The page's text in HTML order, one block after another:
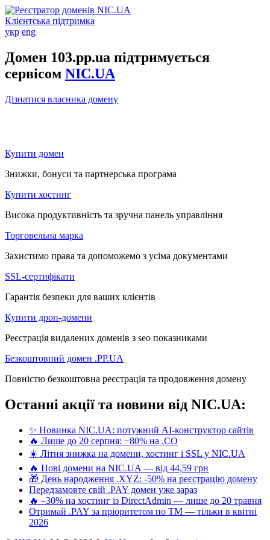
Клієнтська підтримка
укр eng
Домен 103.pp.ua підтримується
сервісом NIC.UA
Дізнатися власника домену
Купити домен
Знижки, бонуси та партнерська програма
Купити хостинг
Висока продуктивність та зручна панель управління
Торговельна марка
Захистимо права та допоможемо з усіма документами
SSL-сертифікати
Гарантія безпеки для ваших клієнтів
Купити дроп-домени
Реєстрація видалених доменів з seo показниками
Безкоштовний домен .PP.UA
Повністю безкоштовна реєстрація та продовження домену
Останні акції та новини від NIC.UA:
✨ Новинка NIC.UA: потужний AI-конструктор сайтів
🔥 Лише до 20 серпня: −80% на .CO
☀️ Літня знижка на домени, хостинг і SSL у NIC.UA
🔥 Нові домени на NIC.UA — від 44,59 грн
🎁 День народження .XYZ: -50% на реєстрацію домену
Передзамовте свій .PAY домен уже зараз
🔥 –30% на хостинг із DirectAdmin — лише до 20 травня
Отримай .PAY за пріоритетом по ТМ — тільки в квітні
2026